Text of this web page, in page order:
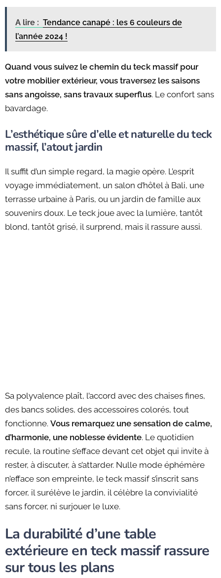
A lire : Tendance canapé : les 6 couleurs de
l’année 2024 !
Quand vous suivez le chemin du teck massif pour
votre mobilier extérieur, vous traversez les saisons
sans angoisse, sans travaux superflus. Le confort sans
bavardage.
L’esthétique sûre d’elle et naturelle du teck
massif, l’atout jardin
Il suffit d’un simple regard, la magie opère. L’esprit
voyage immédiatement, un salon d’hôtel à Bali, une
terrasse urbaine à Paris, ou un jardin de famille aux
souvenirs doux. Le teck joue avec la lumière, tantôt
blond, tantôt grisé, il surprend, mais il rassure aussi.
Sa polyvalence plaît, l’accord avec des chaises fines,
des bancs solides, des accessoires colorés, tout
fonctionne. Vous remarquez une sensation de calme,
d’harmonie, une noblesse évidente. Le quotidien
recule, la routine s’efface devant cet objet qui invite à
rester, à discuter, à s’attarder. Nulle mode éphémère
n’efface son empreinte, le teck massif s’inscrit sans
forcer, il surélève le jardin, il célèbre la convivialité
sans forcer, ni surjouer le luxe.
La durabilité d’une table
extérieure en teck massif rassure
sur tous les plans